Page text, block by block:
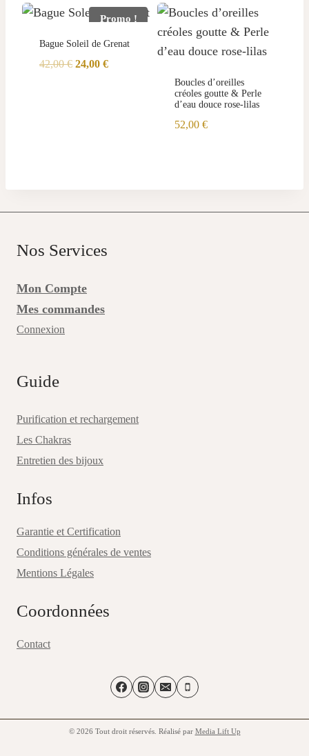
Promo !
Bague Soleil de Grenat
42,00€ Le
24,00 €Le
Boucles d’oreilles
créoles goutte & Perle
d’eau douce rose-lilas
52,00 €
Nos Services
Mon Compte
Mes commandes
Connexion
Guide
Purification et rechargement
Les Chakras
Entretien des bijoux
Infos
Garantie et Certification
Conditions générales de ventes
Mentions Légales
Coordonnées
Contact
© 2026 Tout droit réservés. Réalisé par Media Lift Up